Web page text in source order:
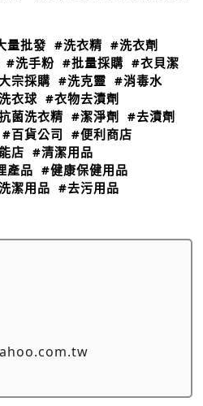
量批發 #洗衣精 #洗衣劑
#洗手粉 #批量採購 #衣貝潔
宗採購 #洗克靈 #消毒水
衣球 #衣物去漬劑
菌洗衣精 #潔淨劑
#去漬劑
#百貨公司 #便利商店
店 #清潔用品
產品 #健康保健用品
潔用品 #去污用品